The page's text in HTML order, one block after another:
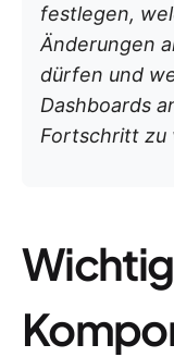
festlegen,
Änderungen
dürfen und
Dashboards
Fortschritt zu